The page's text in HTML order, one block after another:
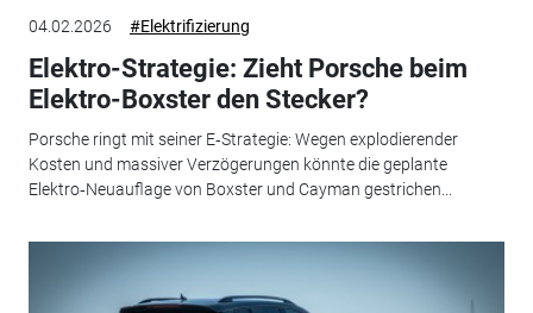
04.02.2026 #Elektrifizierung
Elektro-Strategie: Zieht Porsche beim
Elektro-Boxster den Stecker?
Porsche ringt mit seiner E‑Strategie: Wegen explodierender
Kosten und massiver Verzögerungen könnte die geplante
Elektro‑Neuauflage von Boxster und Cayman gestrichen...